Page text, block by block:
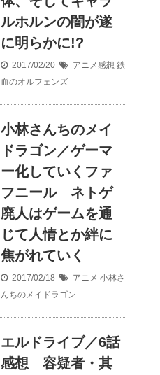
ルホルンの闇が遂
に明らかに!?
2017/02/20 アニメ感想 鉄
血のオルフェンズ
小林さんちのメイ
ドラゴン／ゲーマ
ー化していくファ
フニール ネトゲ
廃人はゲームを通
じて人情とか絆に
焦がれていく
2017/02/18 アニメ 小林さ
んちのメイドラゴン
エルドライブ／6話
感想 容疑者・其